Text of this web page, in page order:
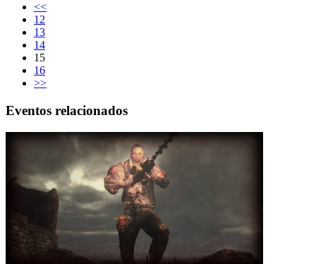
<<
12
13
14
15
16
>>
Eventos relacionados